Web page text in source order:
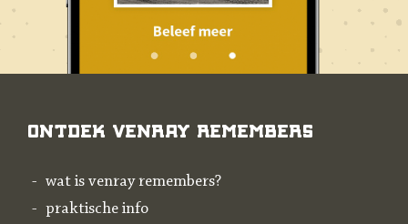
Ontdek Venray Remembers
wat is venray remembers?
praktische info